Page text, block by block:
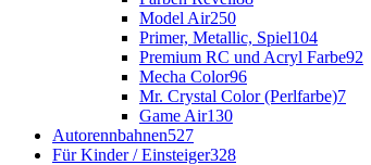
Model Air250
Primer, Metallic, Spiel104
Premium RC und Acryl Farbe92
Mecha Color96
Mr. Crystal Color (Perlfarbe)7
Game Air130
Autorennbahnen527
Für Kinder / Einsteiger328